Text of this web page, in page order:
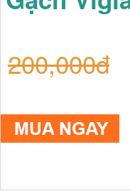
200,000đ